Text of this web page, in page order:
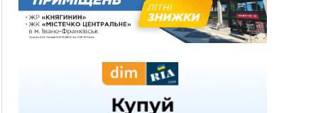
13:25
Пірс, ігровий майданчик і зона для пікніків:
оголосили тендер на 7 мільйонів на
благоустрій Німецького озера
загинули качки та риба
Майстра лісу з Верховинщини оштрафували на
600 тисяч за переправлення чоловіків до